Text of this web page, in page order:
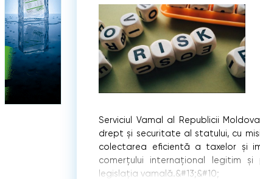
Serviciul Vamal al Republicii
drept şi securitate al statului, cu
colectarea eficientă a taxelor şi
comerțului internațional legitim
legislația vamală.&#13;&#10;